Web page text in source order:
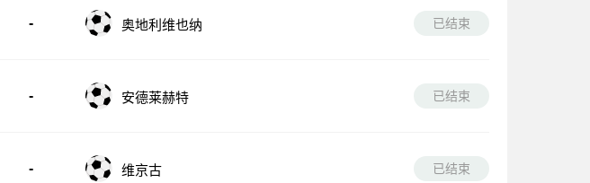
- 维京古 已结束